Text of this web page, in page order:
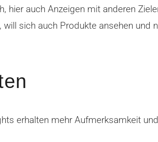
hier auch Anzeigen mit anderen
sich auch Produkte ansehen und
erhalten mehr Aufmerksamkeit